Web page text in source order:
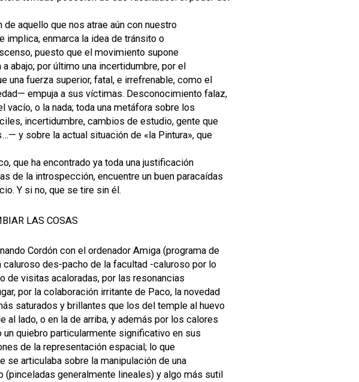
aquello que nos atrae aún con nuestro
implica, enmarca la idea de tránsito o
puesto que el movimiento supone
abajo; por último una incertidumbre, por el
una fuerza superior, fatal, e irrefrenable, como el
empuja a sus víctimas. Desconocimiento falaz,
o la nada; toda una metáfora sobre los
incertidumbre, cambios de estudio, gente que
y sobre la actual situación de «la Pintura», que
que ha encontrado ya toda una justificación
de la introspección, encuentre un buen paracaídas
Y si no, que se tire sin él.
LAS COSAS
Cordón con el ordenador Amiga (programa de
caluroso des-pacho de la facultad -caluroso por lo
de visitas acaloradas, por las resonancias
por la colaboración irritante de Paco, la novedad
saturados y brillantes que los del temple al huevo
al lado, o en la de arriba, y además por los calores
quiebro particularmente significativo en sus
de la representación espacial; lo que
se articulaba sobre la manipulación de una
(pinceladas generalmente lineales) y algo más sutil